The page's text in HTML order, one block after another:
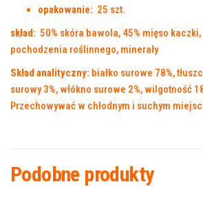
opakowanie: 25 szt.
skład: 50% skóra bawola, 45% mięso
pochodzenia roślinnego, minerały
Skład analityczny: białko surowe 78%,
surowy 3%, włókno surowe 2%, wilgotność
Przechowywać w chłodnym i suchym
Podobne produkty